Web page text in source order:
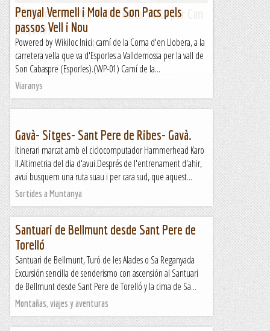
Visitem Sant Pau Vell (Petita Volta per Can
Maçana)
&nb...
Kimisades
Penyal Vermell i Mola de Son Pacs pels
passos Vell i Nou
Powered by Wikiloc Inici: camí de la Coma d'en Llobera, a la
carretera vella que va d'Esporles a Valldemossa per la vall de
Son Cabaspre (Esporles).(WP-01) Camí de la...
Viaranys
Gavà- Sitges- Sant Pere de Ribes- Gavà.
Itinerari marcat amb el ciclocomputador Hammerhead Karo
II.Altimetria del dia d'avui.Després de l'entrenament d'ahir,
avui busquem una ruta suau i per cara sud, que aquest...
Sortides a Muntanya
Santuari de Bellmunt desde Sant Pere de
Torelló
Santuari de Bellmunt, Turó de les Alades o Sa Reganyada
Excursión sencilla de senderismo con ascensión al Santuari
de Bellmunt desde Sant Pere de Torelló y la cima de Sa...
Montañas, viajes y aventuras